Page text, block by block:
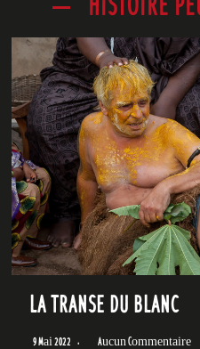
LA TRANSE DU BLANC
9 Mai 2022 Aucun Commentaire